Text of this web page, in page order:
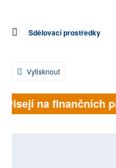
Sdělovací prostředky
Vytisknout
na finančních